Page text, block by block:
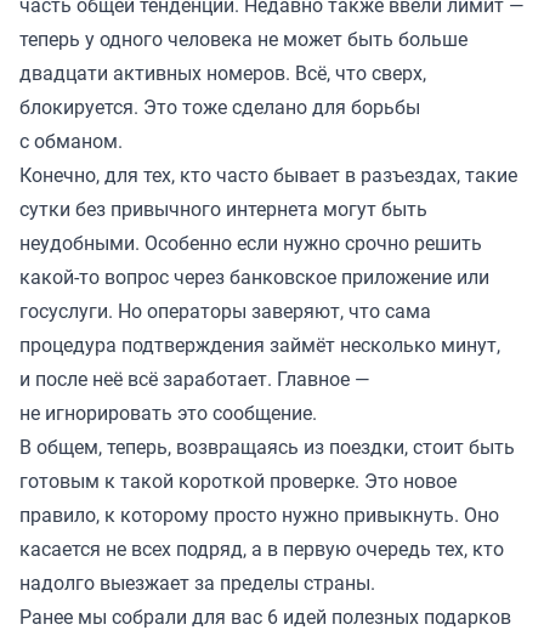
теперь у одного человека не может быть больше
двадцати активных номеров. Всё, что сверх,
блокируется. Это тоже сделано для борьбы
с обманом.
Конечно, для тех, кто часто бывает в разъездах, такие
сутки без привычного интернета могут быть
неудобными. Особенно если нужно срочно решить
какой-то вопрос через банковское приложение или
госуслуги. Но операторы заверяют, что сама
процедура подтверждения займёт несколько минут,
и после неё всё заработает. Главное —
не игнорировать это сообщение.
В общем, теперь, возвращаясь из поездки, стоит быть
готовым к такой короткой проверке. Это новое
правило, к которому просто нужно привыкнуть. Оно
касается не всех подряд, а в первую очередь тех, кто
надолго выезжает за пределы страны.
Ранее мы собрали для вас 6 идей полезных подарков